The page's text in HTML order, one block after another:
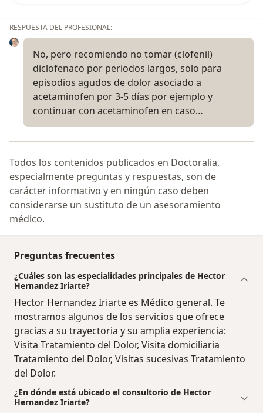
RESPUESTA DEL PROFESIONAL:
No, pero recomiendo no tomar (clofenil)
diclofenaco por periodos largos, solo para
episodios agudos de dolor asociado a
acetaminofen por 3-5 días por ejemplo y
continuar con acetaminofen en caso…
Todos los contenidos publicados en Doctoralia,
especialmente preguntas y respuestas, son de
carácter informativo y en ningún caso deben
considerarse un sustituto de un asesoramiento
médico.
Preguntas frecuentes
¿Cuáles son las especialidades principales de Hector
Hernandez Iriarte?
Hector Hernandez Iriarte es Médico general. Te
mostramos algunos de los servicios que ofrece
gracias a su trayectoria y su amplia experiencia:
Visita Tratamiento del Dolor, Visita domiciliaria
Tratamiento del Dolor, Visitas sucesivas Tratamiento
del Dolor.
¿En dónde está ubicado el consultorio de Hector
Hernandez Iriarte?